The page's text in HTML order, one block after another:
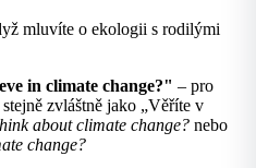
mluvíte o ekologii s rodilými
in climate change?" – pro
zvláštně jako „Věříte v
about climate change? nebo
change?